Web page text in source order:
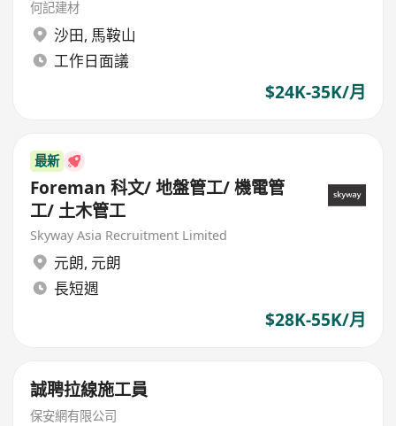
何記建材
沙田, 馬鞍山
工作日面議
$24K-35K/月
最新
Foreman 科文/ 地盤管工/ 機電管
工/ 土木管工
Skyway Asia Recruitment Limited
元朗, 元朗
長短週
$28K-55K/月
誠聘拉線施工員
保安網有限公司